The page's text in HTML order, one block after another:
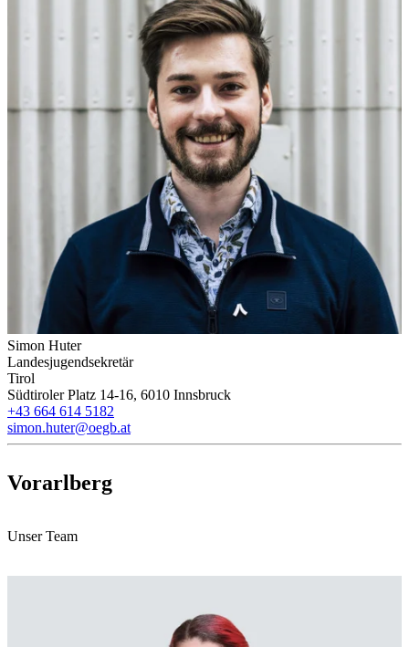
Simon Huter
Landesjugendsekretär
Tirol
Südtiroler Platz 14-16, 6010 Innsbruck
+43 664 614 5182
simon.huter@oegb.at
Vorarlberg
Unser Team